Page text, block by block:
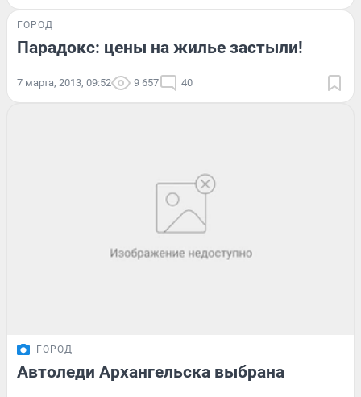
ГОРОД
Парадокс: цены на жилье застыли!
7 марта, 2013, 09:52 9 657 40
ГОРОД
Автоледи Архангельска выбрана